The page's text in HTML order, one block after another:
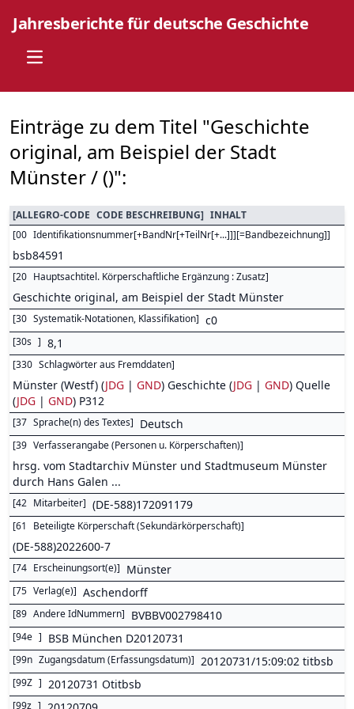
Jahresberichte für deutsche Geschichte
Open main menu
Einträge zu dem Titel "Geschichte
original, am Beispiel der Stadt
Münster / ()":
[ALLEGRO-CODE CODE BESCHREIBUNG] INHALT
[00 Identifikationsnummer[+BandNr[+TeilNr[+...]]][=Bandbezeichnung]]
bsb84591
[20 Hauptsachtitel. Körperschaftliche Ergänzung : Zusatz]
Geschichte original, am Beispiel der Stadt Münster
[30 Systematik-Notationen, Klassifikation] c0
[30s ] 8,1
[330 Schlagwörter aus Fremddaten]
Münster (Westf) (JDG | GND) Geschichte (JDG | GND) Quelle
(JDG | GND) P312
[37 Sprache(n) des Textes] Deutsch
[39 Verfasserangabe (Personen u. Körperschaften)]
hrsg. vom Stadtarchiv Münster und Stadtmuseum Münster
durch Hans Galen ...
[42 Mitarbeiter] (DE-588)172091179
[61 Beteiligte Körperschaft (Sekundärkörperschaft)]
(DE-588)2022600-7
[74 Erscheinungsort(e)] Münster
[75 Verlag(e)] Aschendorff
[89 Andere IdNummern] BVBBV002798410
[94e ] BSB München D20120731
[99n Zugangsdatum (Erfassungsdatum)] 20120731/15:09:02 titbsb
[99Z ] 20120731 Otitbsb
[99z ]